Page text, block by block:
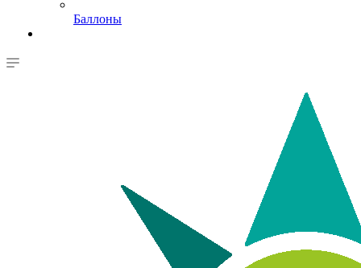
Баллоны